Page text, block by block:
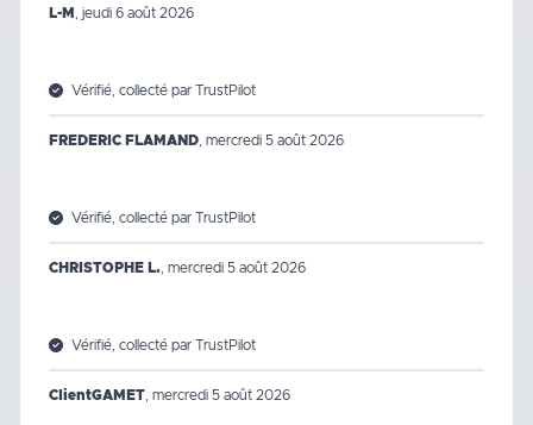
L-M jeudi 6 août 2026
Vérifié, collecté par TrustPilot
FREDERIC FLAMAND mercredi 5 août 2026
Vérifié, collecté par TrustPilot
CHRISTOPHE L. mercredi 5 août 2026
Vérifié, collecté par TrustPilot
ClientGAMET mercredi 5 août 2026